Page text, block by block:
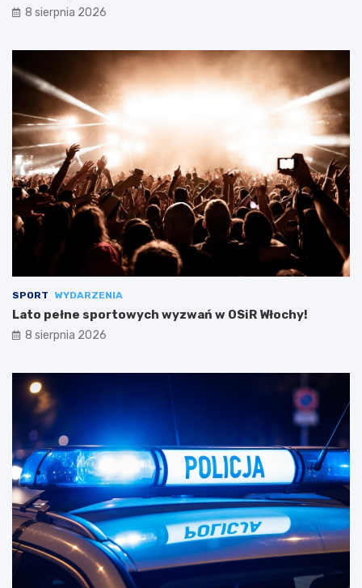
8 sierpnia 2026
SPORT WYDARZENIA
Lato pełne sportowych wyzwań w OSiR Włochy!
8 sierpnia 2026